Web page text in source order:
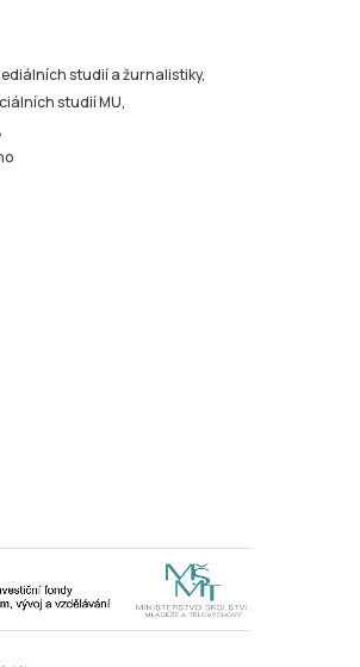
studií a žurnalistiky,
studií MU,